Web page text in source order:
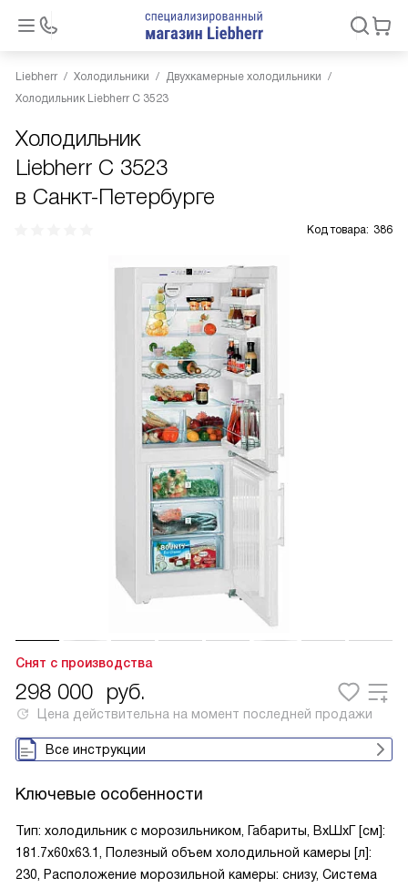
Liebherr Холодильники
Двухкамерные холодильники
Холодильник Liebherr C 3523
Холодильник
Liebherr C 3523
в Санкт-Петербурге
Код товара: 386
Снят с производства
298 000 руб.
Цена действительна на момент последней продажи
Все инструкции
Ключевые особенности
Тип: холодильник с морозильником, Габариты, ВxШxГ [см]:
181.7x60x63.1, Полезный объем холодильной камеры [л]:
230, Расположение морозильной камеры: снизу, Система